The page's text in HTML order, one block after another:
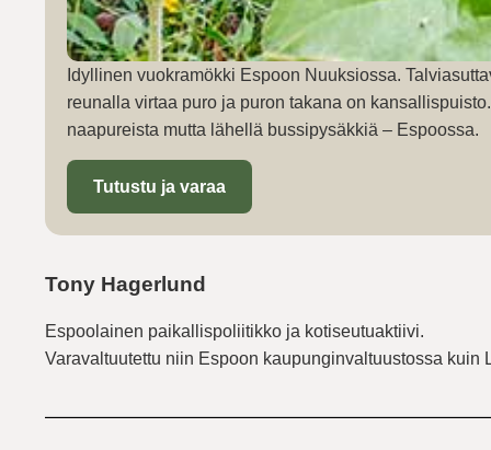
Idyllinen vuokramökki Espoon Nuuksiossa.
reunalla virtaa puro ja puron takana on
naapureista mutta lähellä bussipysäkkiä – Espoossa.
Tutustu ja varaa
Tony Hagerlund
Espoolainen paikallispoliitikko ja kotiseutuaktiivi.
Varavaltuutettu niin Espoon kaupunginvaltuustossa